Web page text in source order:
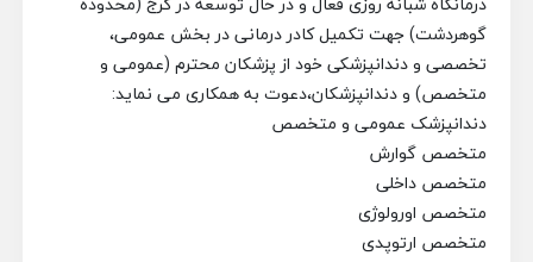
گوهردشت) جهت تکمیل کادر درمانی در بخش عمومی،
تخصصی و دندانپزشکی خود از پزشکان محترم (عمومی و
متخصص) و دندانپزشکان،دعوت به همکاری می نماید:
دندانپزشک عمومی و متخصص
متخصص گوارش
متخصص داخلی
متخصص اورولوژی
متخصص ارتوپدی